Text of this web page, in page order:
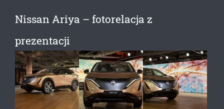
Nissan Ariya – fotorelacja z
prezentacji